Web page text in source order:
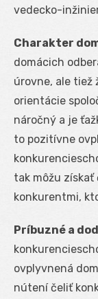
vedecko-
Charakter
domácich
úrovne, ale
orientácie
náročný a je
to pozitívne
tak môžu získať
konkurentmi,
Príbuzné a
ovplyvnená
nútení čeliť